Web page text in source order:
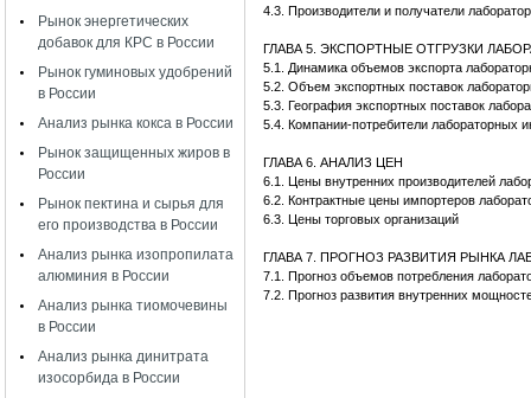
Рынок энергетических
добавок для КРС в России
Рынок гуминовых удобрений
в России
Анализ рынка кокса в России
Рынок защищенных жиров в
России
Рынок пектина и сырья для
его производства в России
Анализ рынка изопропилата
алюминия в России
Анализ рынка тиомочевины
в России
Анализ рынка динитрата
изосорбида в России
4.3. Производители и получатели
ГЛАВА 5. ЭКСПОРТНЫЕ ОТГРУЗКИ
5.1. Динамика объемов экспорта
5.2. Объем экспортных поставок
5.3. География экспортных поставок
5.4. Компании-потребители лабораторных
ГЛАВА 6. АНАЛИЗ ЦЕН
6.1. Цены внутренних производителей
6.2. Контрактные цены импортеров
6.3. Цены торговых организаций
ГЛАВА 7. ПРОГНОЗ РАЗВИТИЯ РЫНКА
7.1. Прогноз объемов потребления
7.2. Прогноз развития внутренних